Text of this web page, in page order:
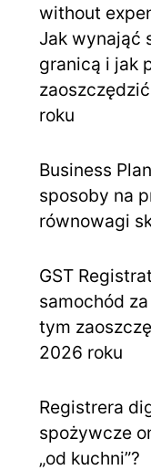
without
Jak wynająć
granicą i jak
roku
Business
sposoby na
równowagi
GST
samochód
tym
2026 roku
Registrera
spożywcze
„od kuchni”?